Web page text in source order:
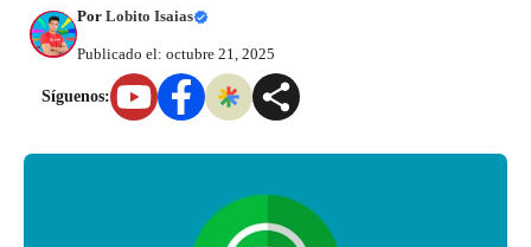
Por Lobito Isaias
Publicado el: octubre 21, 2025
Síguenos: